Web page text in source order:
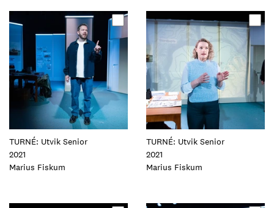
TURNÉ: Utvik Senior
2021
Foto:
Marius Fiskum
Oppdater
dette
elementet
TURNÉ: Utvik Senior
2021
Foto:
Marius Fiskum